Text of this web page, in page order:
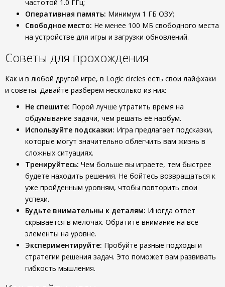
частотой 1.0 ГГц;
Оперативная память: Минимум 1 ГБ ОЗУ;
Свободное место: Не менее 100 МБ свободного места
на устройстве для игры и загрузки обновлений.
Советы для прохождения
Как и в любой другой игре, в Logic circles есть свои лайфхаки
и советы. Давайте разберём несколько из них:
Не спешите: Порой лучше утратить время на
обдумывание задачи, чем решать её наобум.
Используйте подсказки: Игра предлагает подсказки,
которые могут значительно облегчить вам жизнь в
сложных ситуациях.
Тренируйтесь: Чем больше вы играете, тем быстрее
будете находить решения. Не бойтесь возвращаться к
уже пройденным уровням, чтобы повторить свои
успехи.
Будьте внимательны к деталям: Иногда ответ
скрывается в мелочах. Обратите внимание на все
элементы на уровне.
Экспериментируйте: Пробуйте разные подходы и
стратегии решения задач. Это поможет вам развивать
гибкость мышления.